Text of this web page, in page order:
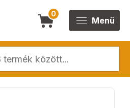
0
Menü